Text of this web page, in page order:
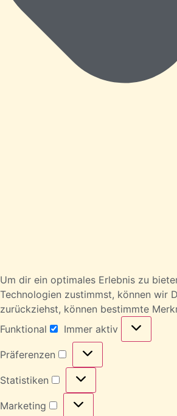
Um dir ein optimales Erlebnis zu
Technologien zustimmst, können wir
zurückziehst, können bestimmte
Funktional
Immer aktiv
Präferenzen
Statistiken
Marketing